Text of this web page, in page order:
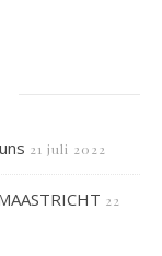
21 juli 2022
22